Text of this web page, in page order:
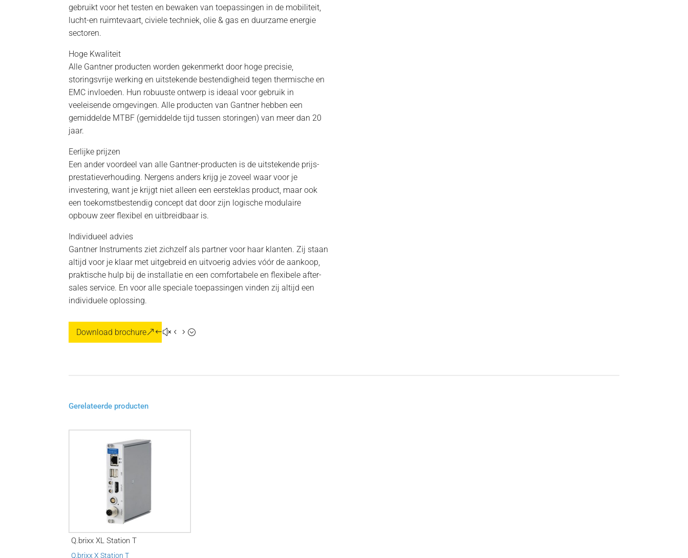
gebruikt voor het testen en bewaken van toepassingen in de mobiliteit,
lucht-en ruimtevaart, civiele techniek, olie & gas en duurzame energie
sectoren.
Hoge Kwaliteit
Alle Gantner producten worden gekenmerkt door hoge precisie,
storingsvrije werking en uitstekende bestendigheid tegen thermische en
EMC invloeden. Hun robuuste ontwerp is ideaal voor gebruik in
veeleisende omgevingen. Alle producten van Gantner hebben een
gemiddelde MTBF (gemiddelde tijd tussen storingen) van meer dan 20
jaar.
Eerlijke prijzen
Een ander voordeel van alle Gantner-producten is de uitstekende prijs-
prestatieverhouding. Nergens anders krijg je zoveel waar voor je
investering, want je krijgt niet alleen een eersteklas product, maar ook
een toekomstbestendig concept dat door zijn logische modulaire
opbouw zeer flexibel en uitbreidbaar is.
Individueel advies
Gantner Instruments ziet zichzelf als partner voor haar klanten. Zij staan
altijd voor je klaar met uitgebreid en uitvoerig advies vóór de aankoop,
praktische hulp bij de installatie en een comfortabele en flexibele after-
sales service. En voor alle speciale toepassingen vinden zij altijd een
individuele oplossing.
Download brochure
Gerelateerde producten
Q.brixx XL Station T
Q.brixx X Station T